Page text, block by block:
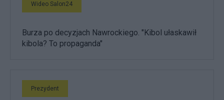
Wideo Salon24
Burza po decyzjach Nawrockiego. "Kibol ułaskawił
kibola? To propaganda"
Prezydent